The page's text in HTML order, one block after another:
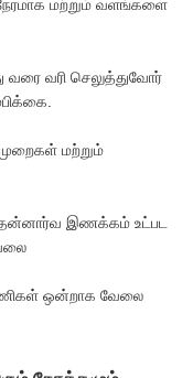
மற்றும் வளங்களை
வரி செலுத்துவோர்
மற்றும்
தன்னார்வ இணக்கம் உட்பட
ஒன்றாக வேலை